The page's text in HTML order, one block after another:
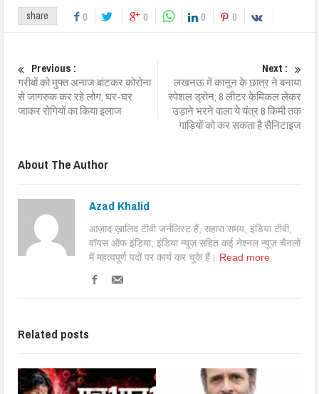
share 0 0 0 0
Previous :
गरीबों को मुफ्त अनाज बांटकर कोरोना
से जागरुक कर रहे लोग, घर-घर
जाकर रोगियों का किया इलाज
Next :
लखनऊ में कानून के छात्र ने बनाया
स्पेशल ड्रोन; 8 लीटर केमिकल लेकर
उड़ाने भरने वाला ये यंत्र 8 किमी तक
गाड़ियों को कर सकता है सैनिटाइज
About The Author
Azad Khalid
आज़ाद ख़ालिद टीवी जर्नलिस्ट हैं, सहारा समय, इंडिया टीवी,
वॉयस ऑफ इंडिया, इंडिया न्यूज़ सहित कई नेश्नल न्यूज़ चैनलों
में महत्वपूर्ण पदों पर कार्य कर चुके हैं। Read more
Related posts